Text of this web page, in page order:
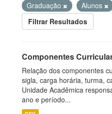
Graduação
Alunos
Filtrar Resultados
Componentes
Relação dos componentes
sigla, carga horária, turma,
Unidade Acadêmica
ano e período...